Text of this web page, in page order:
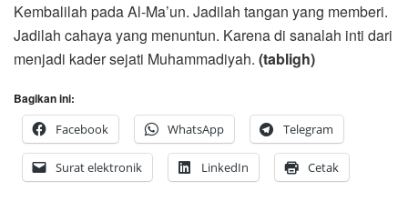
Kembalilah pada Al-Ma’un. Jadilah tangan yang memberi.
Jadilah cahaya yang menuntun. Karena di sanalah inti dari
menjadi kader sejati Muhammadiyah. (tabligh)
Bagikan ini:
Facebook
WhatsApp Telegram
Surat elektronik LinkedIn Cetak